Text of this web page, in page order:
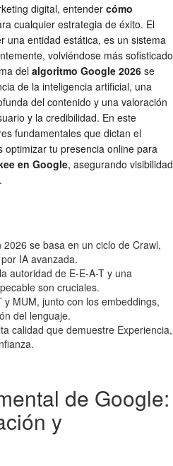
digital, entender cómo
cualquier estrategia de éxito. El
una entidad estática, es un sistema
volviéndose más sofisticado
del algoritmo Google 2026 se
de la inteligencia artificial, una
del contenido y una valoración
y la credibilidad. En este
fundamentales que dictan el
optimizar tu presencia online para
en Google, asegurando visibilidad
se basa en un ciclo de Crawl,
IA avanzada.
autoridad de E-E-A-T y una
son cruciales.
y MUM, junto con los embeddings,
del lenguaje.
calidad que demuestre Experiencia,
de Google:
y